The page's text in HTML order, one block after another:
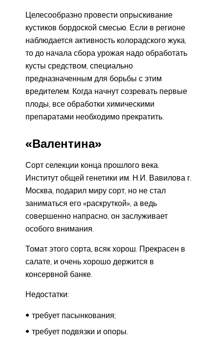
Целесообразно провести опрыскивание
кустиков бордоской смесью. Если в регионе
наблюдается активность колорадского жука,
то до начала сбора урожая надо обработать
кусты средством, специально
предназначенным для борьбы с этим
вредителем. Когда начнут созревать первые
плоды, все обработки химическими
препаратами необходимо прекратить.
«Валентина»
Сорт селекции конца прошлого века.
Институт общей генетики им. Н.И. Вавилова г.
Москва, подарил миру сорт, но не стал
заниматься его «раскруткой», а ведь
совершенно напрасно, он заслуживает
особого внимания.
Томат этого сорта, всяк хорош. Прекрасен в
салате, и очень хорошо держится в
консервной банке.
Недостатки:
требует пасынкования;
требует подвязки и опоры.